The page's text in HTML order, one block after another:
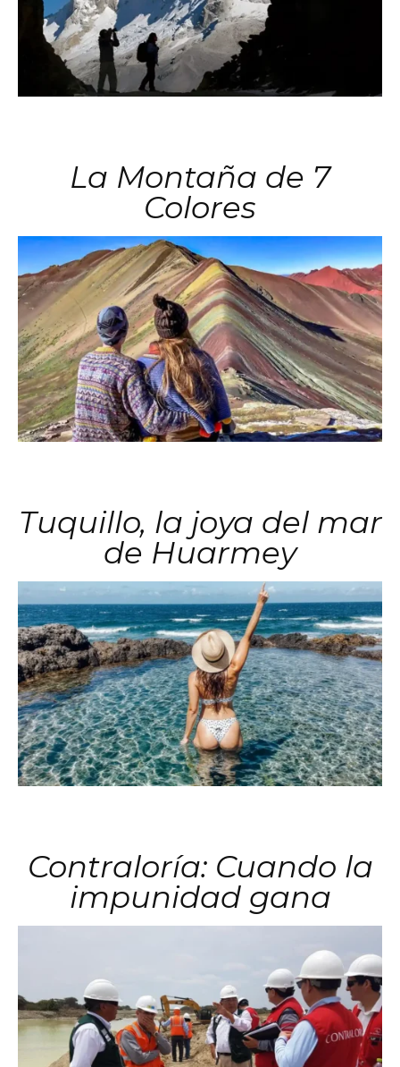
La Montaña de 7
Colores
Tuquillo, la joya del mar
de Huarmey
Contraloría: Cuando la
impunidad gana